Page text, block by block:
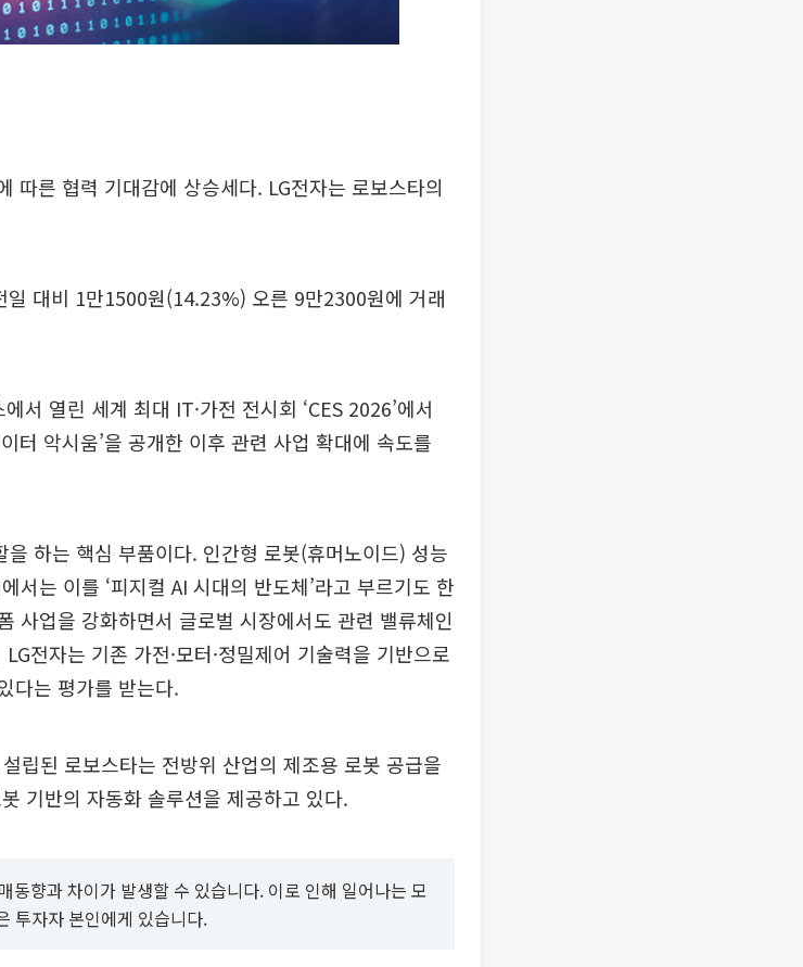
따른 협력 기대감에 상승세다. LG전자는 로보스타의
대비 1만1500원(14.23%) 오른 9만2300원에 거래
서 열린 세계 최대 IT·가전 전시회 ‘CES 2026’에서
터 악시움’을 공개한 이후 관련 사업 확대에 속도를
하는 핵심 부품이다. 인간형 로봇(휴머노이드) 성능
서는 이를 ‘피지컬 AI 시대의 반도체’라고 부르기도 한
사업을 강화하면서 글로벌 시장에서도 관련 밸류체인
전자는 기존 가전·모터·정밀제어 기술력을 기반으로
다는 평가를 받는다.
립된 로보스타는 전방위 산업의 제조용 로봇 공급을
기반의 자동화 솔루션을 제공하고 있다.
동향과 차이가 발생할 수 있습니다. 이로 인해 일어나는 모
투자자 본인에게 있습니다.